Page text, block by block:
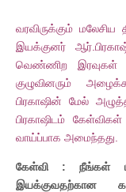
வரவிருக்கும்
இயக்குனர்
வெண்ணிற இரவுகள்
குழுவினரும்
பிரகாஷின் மேல்
பிரகாஷிடம்
வாய்ப்பாக அமைந்தது.
கேள்வி : நீங்கள்
இயக்குவதற்கான